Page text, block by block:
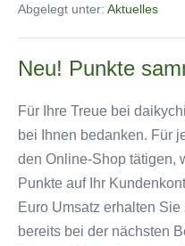
Abgelegt unter: Aktuelles
Neu! Punkte
Für Ihre Treue bei
bei Ihnen bedanken. Für
den Online-Shop tätigen,
Punkte auf Ihr
Euro Umsatz erhalten
bereits bei der nächsten